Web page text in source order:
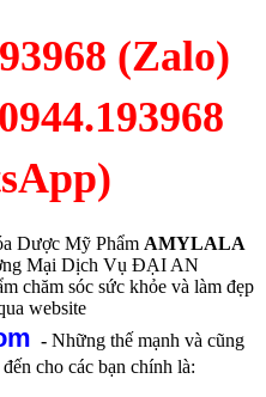
(Zalo)
Dược Mỹ Phẩm AMYLALA
Mại Dịch Vụ ĐẠI AN
chăm sóc sức khỏe và làm đẹp
website
- Những thế mạnh và cũng
cho các bạn chính là: